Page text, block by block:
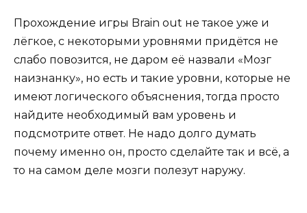
Прохождение игры Brain out не такое уже и
лёгкое, с некоторыми уровнями придётся не
слабо повозится, не даром её назвали «Мозг
наизнанку», но есть и такие уровни, которые не
имеют логического объяснения, тогда просто
найдите необходимый вам уровень и
подсмотрите ответ. Не надо долго думать
почему именно он, просто сделайте так и всё, а
то на самом деле мозги полезут наружу.